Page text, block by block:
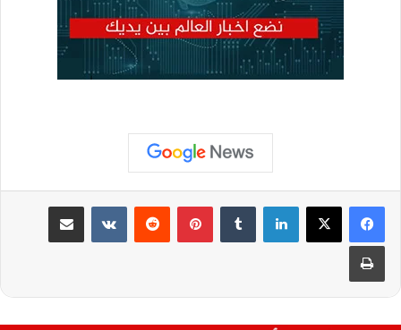
لينكدإن بينتيريست مشاركة عبر البريد
طباعة